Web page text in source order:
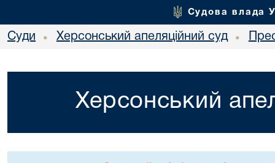
Судова влада
Суди • Херсонський апеляційний суд •
Херсонський